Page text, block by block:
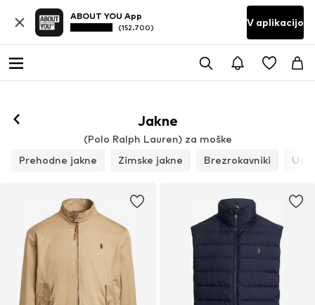
ABOUT YOU App
(152.700) V aplikacijo
Jakne
(Polo Ralph Lauren) za moške
Prehodne jakne
Zimske jakne Brezrokavniki